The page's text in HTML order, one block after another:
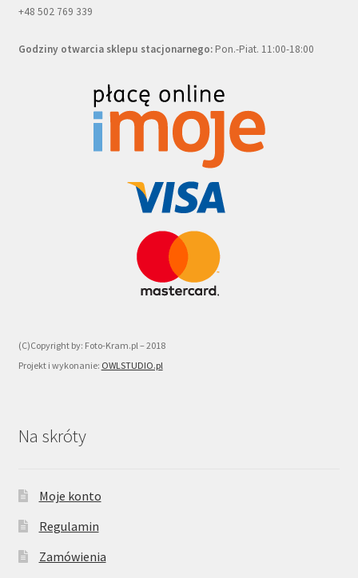
+48 502 769 339
Godziny otwarcia sklepu stacjonarnego:Pon.-Piat. 11:00-18:00
(C)Copyright by: Foto-Kram.pl – 2018
Projekt i wykonanie: OWLSTUDIO.pl
Na skróty
Moje konto
Regulamin
Zamówienia